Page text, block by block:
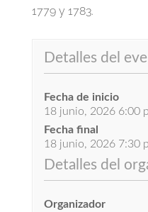
1779 y 1783.
Detalles del
Fecha de inicio
18 junio, 2026 6:00
Fecha final
18 junio, 2026 7:30
Detalles del
Organizador